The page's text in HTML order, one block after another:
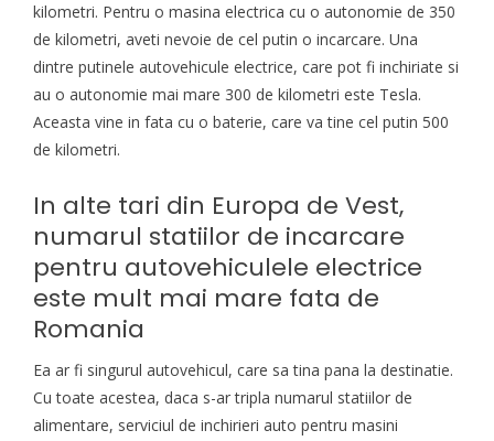
kilometri. Pentru o masina electrica cu o autonomie de 350
de kilometri, aveti nevoie de cel putin o incarcare. Una
dintre putinele autovehicule electrice, care pot fi inchiriate si
au o autonomie mai mare 300 de kilometri este Tesla.
Aceasta vine in fata cu o baterie, care va tine cel putin 500
de kilometri.
In alte tari din Europa de Vest,
numarul statiilor de incarcare
pentru autovehiculele electrice
este mult mai mare fata de
Romania
Ea ar fi singurul autovehicul, care sa tina pana la destinatie.
Cu toate acestea, daca s-ar tripla numarul statiilor de
alimentare, serviciul de inchirieri auto pentru masini